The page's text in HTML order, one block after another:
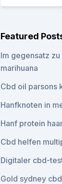
Featured
Im gegensatz
marihuana
Cbd oil parsons
Hanfknoten in
Hanf protein
Cbd helfen
Digitaler cbd-
Gold sydney cbd